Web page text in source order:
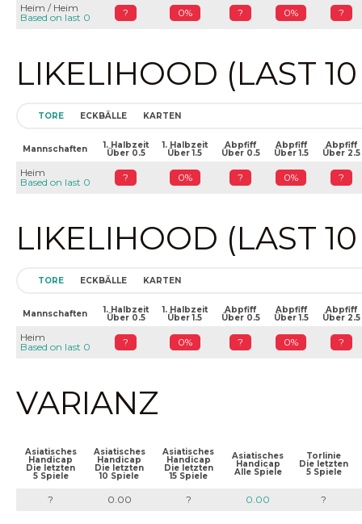
Heim / Heim
Based on last 0
? 0% ? 0% ?
LIKELIHOOD (LAST
TORE ECKBÄLLE KARTEN
Mannschaften 1. Halbzeit
Über 0.5
1. Halbzeit
Über 1.5
Abpfiff
Über 0.5
Abpfiff
Über 1.5
Abpfiff
Über 2.5
Heim
Based on last 0
? 0% ? 0% ?
LIKELIHOOD (LAST
TORE ECKBÄLLE KARTEN
Mannschaften 1. Halbzeit
Über 0.5
1. Halbzeit
Über 1.5
Abpfiff
Über 0.5
Abpfiff
Über 1.5
Abpfiff
Über 2.5
Heim
Based on last 0
? 0% ? 0% ?
VARIANZ
Asiatisches
Handicap
Die letzten
5 Spiele
Asiatisches
Handicap
Die letzten
10 Spiele
Asiatisches
Handicap
Die letzten
15 Spiele
Asiatisches
Handicap
Alle Spiele
Torlinie
Die letzten
5 Spiele
? 0.00 ? 0.00 ?